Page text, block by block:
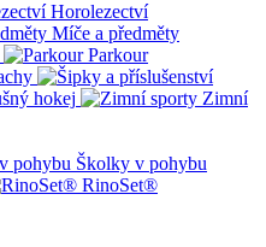
Horolezectví
Míče a předměty
Parkour
hokej
Zimní
Školky v pohybu
RinoSet®